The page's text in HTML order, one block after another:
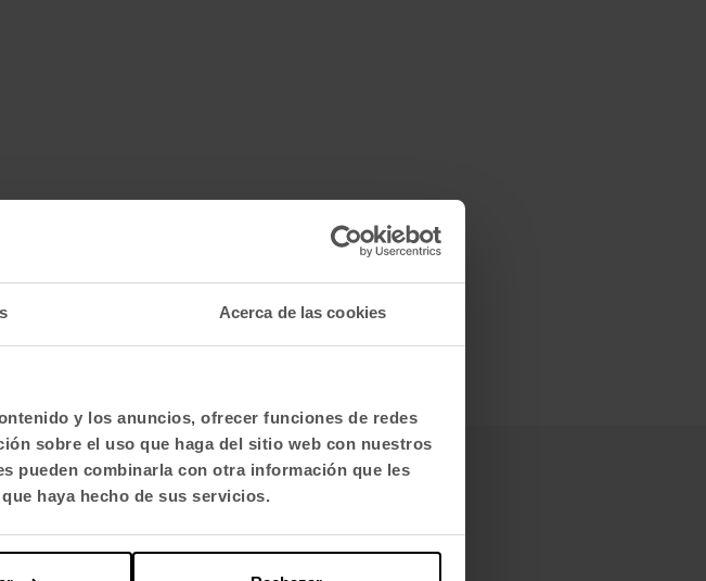
Acerca de las cookies
y los anuncios, ofrecer funciones de redes
sobre el uso que haga del sitio web con nuestros
pueden combinarla con otra información que les
haya hecho de sus servicios.